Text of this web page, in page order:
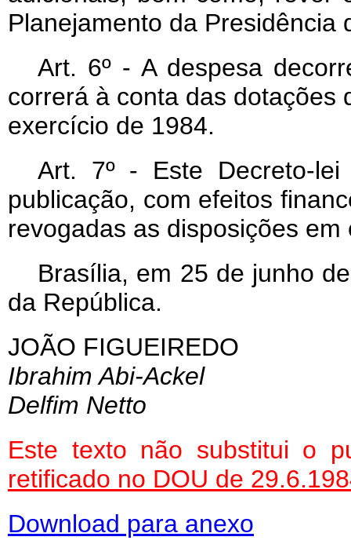
Planejamento da Presidência
Art. 6º - A despesa
correrá à conta das dotações
exercício de 1984.
Art. 7º - Este Decreto-
publicação, com efeitos
revogadas as disposições em
Brasília, em 25 de junho
da República.
JOÃO FIGUEIREDO
Ibrahim Abi-Ackel
Delfim Netto
Este texto não substitui o
retificado no DOU de
Download para anexo